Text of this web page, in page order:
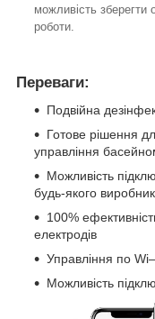
можливість зберегти
роботи.
Переваги:
Подвійна
Готове рішення
управління
Можливість
будь-якого
100%
електродів
Управління по
Можливість